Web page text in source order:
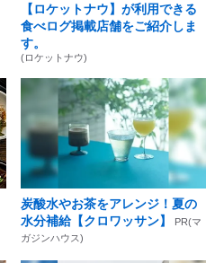
【ロケットナウ】が利用できる
食べログ掲載店舗をご紹介しま
す。
(ロケットナウ)
炭酸水やお茶をアレンジ！夏の
水分補給【クロワッサン】
PR(マ
ガジンハウス)